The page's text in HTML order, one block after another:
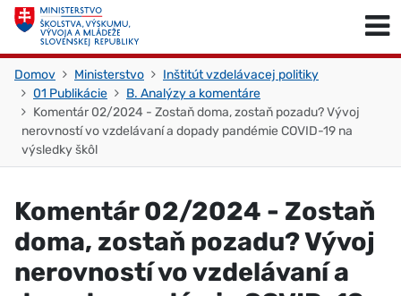
Skočiť na obsah
Domov Ministerstvo
Inštitút vzdelávacej politiky
01 Publikácie
B. Analýzy a komentáre
Komentár 02/2024 - Zostaň doma, zostaň pozadu? Vývoj
nerovností vo vzdelávaní a dopady pandémie COVID-19 na
výsledky škôl
Komentár 02/2024 - Zostaň
doma, zostaň pozadu? Vývoj
nerovností vo vzdelávaní a
Skočiť na začiatok stránky